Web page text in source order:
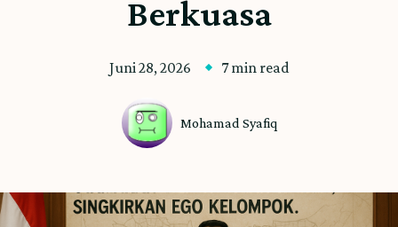
Berkuasa
Juni 28, 2026 7 min read
Mohamad Syafiq